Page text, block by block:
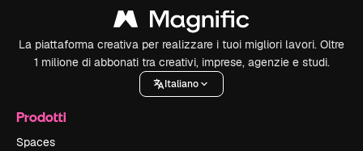
La piattaforma creativa per realizzare i tuoi migliori lavori. Oltre
1 milione di abbonati tra creativi, imprese, agenzie e studi.
Italiano
Prodotti
Spaces